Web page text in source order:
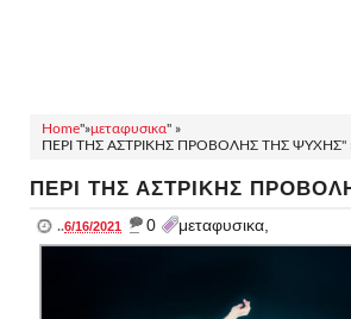
Home"»μεταφυσικα" »
ΠΕΡΙ ΤΗΣ ΑΣΤΡΙΚΗΣ ΠΡΟΒΟΛΗΣ ΤΗΣ ΨΥΧΗΣ"
ΠΕΡΙ ΤΗΣ ΑΣΤΡΙΚΗΣ
..6/16/2021 _ 0 μεταφυσικα,